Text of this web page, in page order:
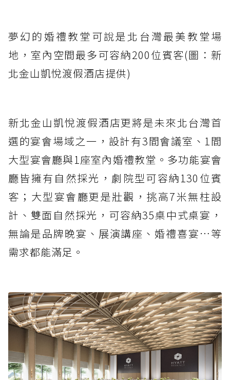
夢幻的婚禮教堂可說是北台灣最美教堂場
地，室內空間最多可容納200位賓客(圖：新
北金山凱悅渡假酒店提供)
新北金山凱悅渡假酒店更將是未來北台灣首
選的宴會場域之一，設計有3間會議室、1間
大型宴會廳與1座室內婚禮教堂。多功能宴會
廳皆擁有自然採光，劇院型可容納130位賓
客；大型宴會廳更是壯觀，挑高7米無柱設
計、雙面自然採光，可容納35桌中式桌宴，
無論是品牌晚宴、展演講座、婚禮喜宴…等
需求都能滿足。